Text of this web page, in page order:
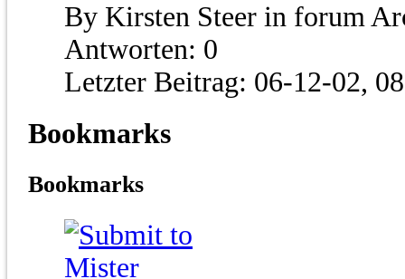
By Kirsten Steer in forum
Antworten: 0
Letzter Beitrag: 06-12-02,
Bookmarks
Bookmarks